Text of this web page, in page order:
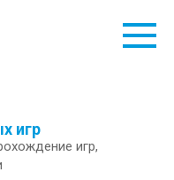
игр
игр,